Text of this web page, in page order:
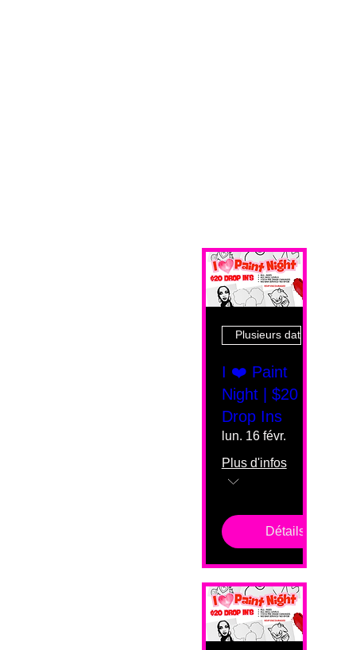
Plusieurs dates
I ❤️ Paint
Night | $20
Drop Ins
lun. 16 févr.
Plus d'infos
Détails